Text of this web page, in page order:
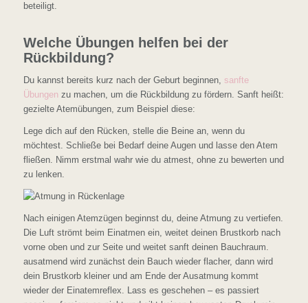
beteiligt.
Welche Übungen helfen bei der
Rückbildung?
Du kannst bereits kurz nach der Geburt beginnen, sanfte
Übungenzu machen, um die Rückbildung zu fördern. Sanft heißt:
gezielte Atemübungen, zum Beispiel diese:
Lege dich auf den Rücken, stelle die Beine an, wenn du
möchtest. Schließe bei Bedarf deine Augen und lasse den Atem
fließen. Nimm erstmal wahr wie du atmest, ohne zu bewerten und
zu lenken.
Nach einigen Atemzügen beginnst du, deine Atmung zu vertiefen.
Die Luft strömt beim Einatmen ein, weitet deinen Brustkorb nach
vorne oben und zur Seite und weitet sanft deinen Bauchraum.
ausatmend wird zunächst dein Bauch wieder flacher, dann wird
dein Brustkorb kleiner und am Ende der Ausatmung kommt
wieder der Einatemreflex. Lass es geschehen – es passiert